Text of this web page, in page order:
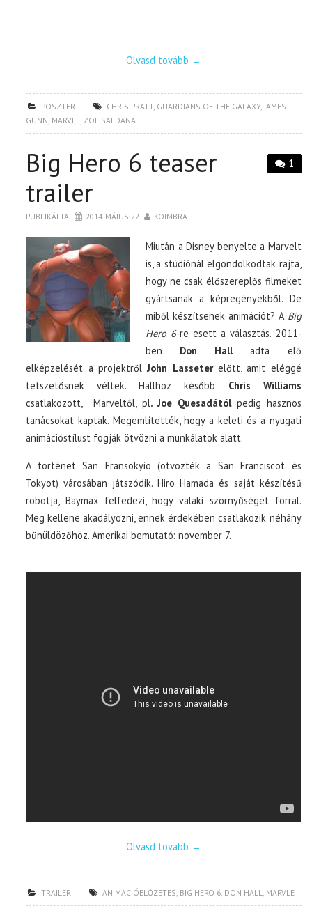
Olvasd tovább →
POSZTER CHRIS PRATT, GUARDIANS OF THE GALAXY, JAMES
GUNN MARVLE ZOE SALDANA
1
Big Hero 6 teaser
trailer
PUBLIKÁLTA 2014. MÁJUS 22. KOIMBRA
Miután a Disney benyelte a Marvelt
is, a stúdiónál elgondolkodtak rajta,
hogy ne csak élőszereplős filmeket
gyártsanak a képregényekből. De
miből készítsenek animációt? ABig
Hero 6-re esett a választás. 2011-
ben Don Halladta elő
elképzelését a projektrőlJohn Lasseterelőtt, amit eléggé
tetszetősnek véltek. Hallhoz később Chris Williams
csatlakozott, Marveltől, pl. Joe Quesadátólpedig hasznos
tanácsokat kaptak. Megemlítették, hogy a keleti és a nyugati
animációstílust fogják ötvözni a munkálatok alatt.
A történet San Fransokyio (ötvözték a San Franciscot és
Tokyot) városában játszódik. Hiro Hamada és saját készítésű
robotja, Baymax felfedezi, hogy valaki szörnyűséget forral.
Meg kellene akadályozni, ennek érdekében csatlakozik néhány
bűnüldözőhöz. Amerikai bemutató: november 7.
Olvasd tovább →
TRAILER ANIMÁCIÓELŐZETES BIG HERO 6 DON HALL MARVLE